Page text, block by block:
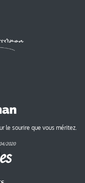
le sourire que vous méritez.
2020